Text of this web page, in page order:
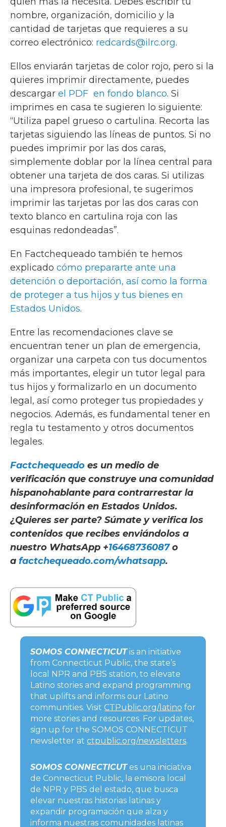
nombre, organización, domicilio y la
cantidad de tarjetas que requieres a su
correo electrónico: redcards@ilrc.org.
Ellos enviarán tarjetas de color rojo, pero si la
quieres imprimir directamente, puedes
descargar el PDF en fondo blanco. Si
imprimes en casa te sugieren lo siguiente:
“Utiliza papel grueso o cartulina. Recorta las
tarjetas siguiendo las líneas de puntos. Si no
puedes imprimir por las dos caras,
simplemente doblar por la línea central para
obtener una tarjeta de dos caras. Si utilizas
una impresora profesional, te sugerimos
imprimir las tarjetas por las dos caras con
texto blanco en cartulina roja con las
esquinas redondeadas”.
En Factchequeado también te hemos
explicado cómo prepararte ante una
detención o deportación, así como la forma
de proteger a tus hijos y tus bienes en
Estados Unidos.
Entre las recomendaciones clave se
encuentran tener un plan de emergencia,
organizar una carpeta con tus documentos
más importantes, elegir un tutor legal para
tus hijos y formalizarlo en un documento
legal, así como proteger tus propiedades y
negocios. Además, es fundamental tener en
regla tu testamento y otros documentos
legales.
Factchequeado es un medio de
verificación que construye una comunidad
hispanohablante para contrarrestar la
desinformación en Estados Unidos.
¿Quieres ser parte? Súmate y verifica los
contenidos que recibes enviándolos a
nuestro WhatsApp +16468736087o
a factchequeado.com/whatsapp.
SOMOS CONNECTICUTis an initiative
from Connecticut Public, the state’s
local NPR and PBS station, to elevate
Latino stories and expand programming
that uplifts and informs our Latino
communities. Visit CTPublic.org/latino for
more stories and resources. For updates,
sign up for the SOMOS CONNECTICUT
newsletter at ctpublic.org/newsletters.
SOMOS CONNECTICUTes una iniciativa
de Connecticut Public, la emisora local
de NPR y PBS del estado, que busca
elevar nuestras historias latinas y
expandir programación que alza y
informa nuestras comunidades latinas